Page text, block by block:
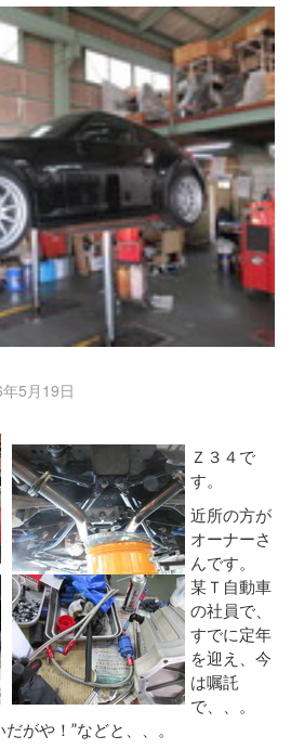
5月19日
Ｚ３４で
す。
近所の方が
オーナーさ
んです。
某Ｔ自動車
の社員で、
すでに定年
を迎え、今
は嘱託
で、、。
がや！”などと、、。